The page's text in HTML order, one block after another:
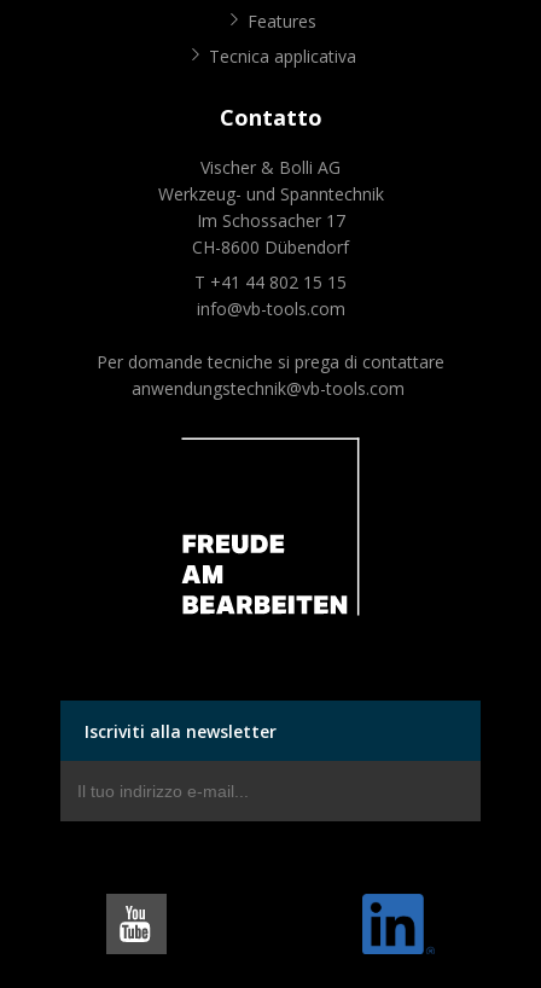
Features
Tecnica applicativa
Contatto
Vischer & Bolli AG
Werkzeug- und Spanntechnik
Im Schossacher 17
CH-8600 Dübendorf
T +41 44 802 15 15
info@vb-tools.com
Per domande tecniche si prega di contattare
anwendungstechnik@vb-tools.com
Iscriviti alla newsletter